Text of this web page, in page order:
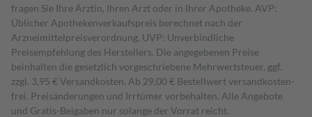
fragen Sie Ihre Ärztin, Ihren Arzt oder in Ihrer Apotheke. AVP:
Üblicher Apothekenverkaufspreis berechnet nach der
Arzneimittelpreisverordnung. UVP: Unverbindliche
Preisempfehlung des Herstellers. Die angegebenen Preise
beinhalten die gesetzlich vorgeschriebene Mehrwertsteuer, ggf.
zzgl. 3,95 € Versandkosten. Ab 29,00 € Bestell­wert versand­kosten­
frei. Preisänderungen und Irrtümer vorbehalten. Alle Angebote
und Gratis-Beigaben nur solange der Vorrat reicht.